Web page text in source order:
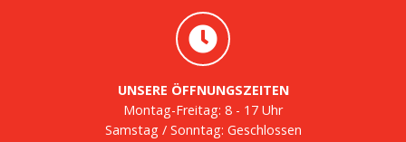
UNSERE ÖFFNUNGSZEITEN
Montag-Freitag: 8 - 17 Uhr
Samstag / Sonntag: Geschlossen